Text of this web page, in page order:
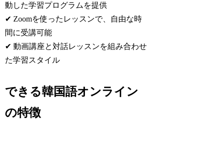
動した学習プログラムを提供
✔ Zoomを使ったレッスンで、自由な時
間に受講可能
✔ 動画講座と対話レッスンを組み合わせ
た学習スタイル
できる韓国語オンライン
の特徴